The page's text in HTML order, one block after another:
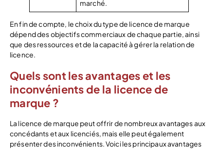
marché.
En fin de compte, le choix du type de licence de marque
dépend des objectifs commerciaux de chaque partie, ainsi
que des ressources et de la capacité à gérer la relation de
licence.
Quels sont les avantages et les
inconvénients de la licence de
marque ?
La licence de marque peut offrir de nombreux avantages aux
concédants et aux licenciés, mais elle peut également
présenter des inconvénients. Voici les principaux avantages